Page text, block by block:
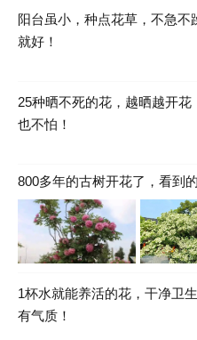
阳台虽小，种点花草，不急不
就好！
25种晒不死的花，越晒越开花
也不怕！
800多年的古树开花了，看到
1杯水就能养活的花，干净卫
有气质！